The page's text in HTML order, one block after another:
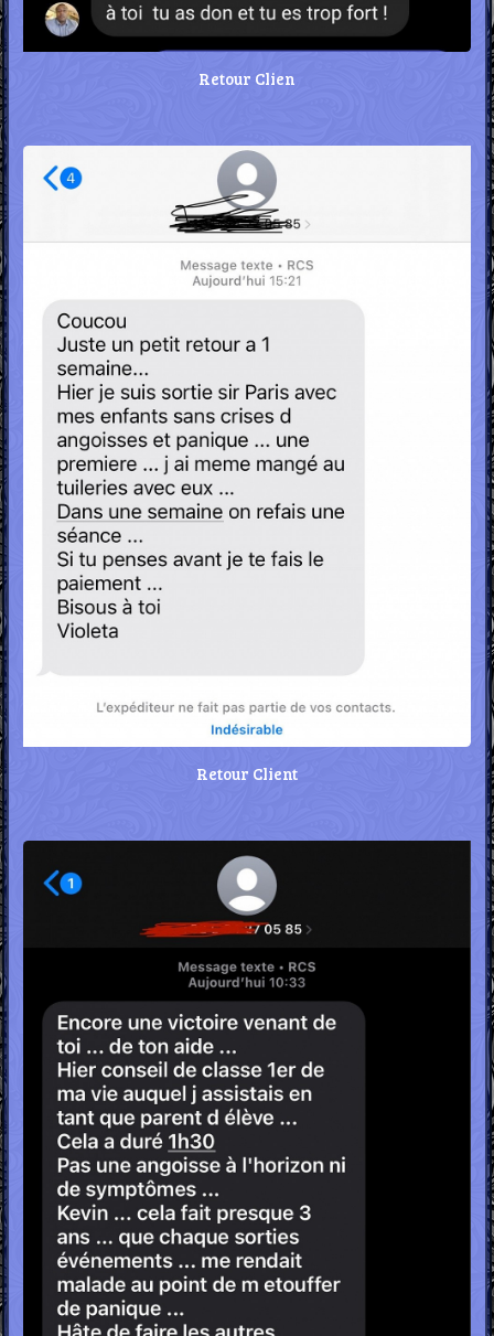
Retour Clien
Retour Client